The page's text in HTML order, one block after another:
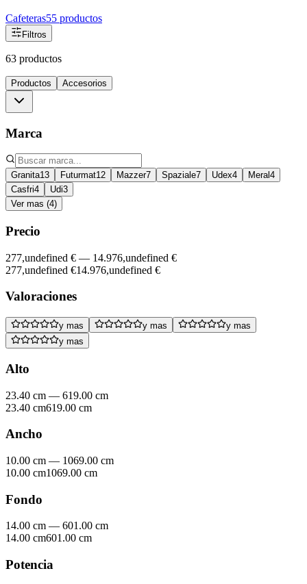
Cafeteras55 productos
Filtros
63 productos
Productos Accesorios
Marca
Granita13 Futurmat12 Mazzer7 Spaziale7 Udex4 Meral4
Casfri4 Udi3
Ver mas (4)
Precio
277,undefined € — 14.976,undefined €
277,undefined €14.976,undefined €
Valoraciones
y mas y mas
y mas
y mas
Alto
23.40 cm — 619.00 cm
23.40 cm619.00 cm
Ancho
10.00 cm — 1069.00 cm
10.00 cm1069.00 cm
Fondo
14.00 cm — 601.00 cm
14.00 cm601.00 cm
Potencia